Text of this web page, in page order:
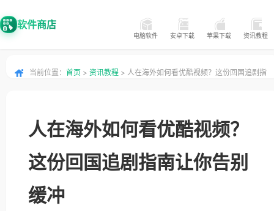
软件商店
电脑软件 安卓下载 苹果下载 资讯教程
当前位置： 首页 > 资讯教程 > 人在海外如何看优酷视频？这份回国追剧指
人在海外如何看优酷视频？
这份回国追剧指南让你告别
缓冲